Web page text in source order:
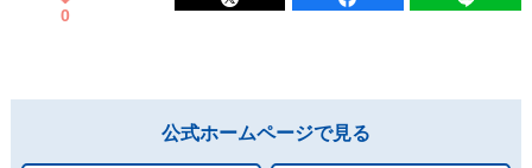
0
公式ホームページで見る